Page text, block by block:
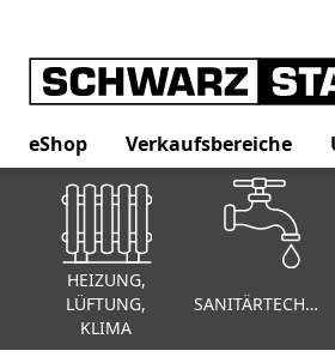
eShop Verkaufsbereiche
HEIZUNG,
LÜFTUNG,
KLIMA
SANITÄRTECHNIK